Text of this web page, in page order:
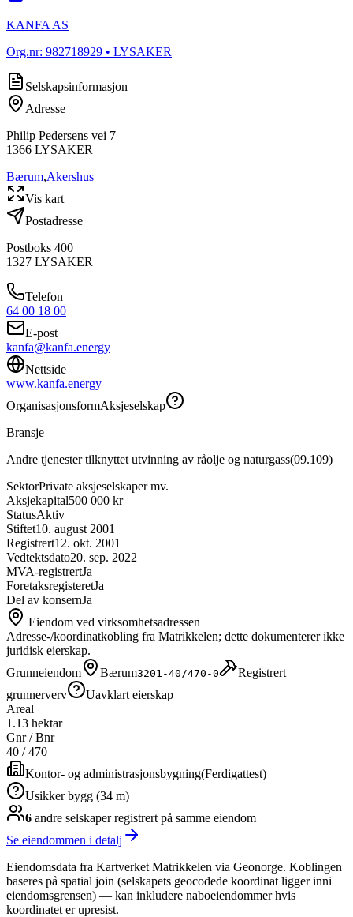
KANFA AS
Org.nr: 982718929 • LYSAKER
Selskapsinformasjon
Adresse
Philip Pedersens vei 7
1366 LYSAKER
Bærum,Akershus
Vis kart
Postadresse
Postboks 400
1327 LYSAKER
Telefon
64 00 18 00
E-post
kanfa@kanfa.energy
Nettside
www.kanfa.energy
OrganisasjonsformAksjeselskap
Bransje
Andre tjenester tilknyttet utvinning av råolje og naturgass(09.109)
SektorPrivate aksjeselskaper mv.
Aksjekapital500 000 kr
StatusAktiv
Stiftet10. august 2001
Registrert12. okt. 2001
Vedtektsdato20. sep. 2022
MVA-registrertJa
ForetaksregisteretJa
Del av konsernJa
Eiendom ved virksomhetsadressen
Adresse-/koordinatkobling fra Matrikkelen; dette dokumenterer ikke
juridisk eierskap.
Grunneiendom
Bærum3201-40/470-0
Registrert
grunnerverv
Uavklart eierskap
Areal
1.13 hektar
Gnr / Bnr
40 /470
Kontor- og administrasjonsbygning(Ferdigattest)
Usikker bygg (34 m)
6 andre selskaperregistrert på samme eiendom
Se eiendommen i detalj
Eiendomsdata fra Kartverket Matrikkelen via Geonorge. Koblingen
baseres på spatial join (selskapets geocodede koordinat ligger inni
eiendomsgrensen) — kan inkludere naboeiendommer hvis
koordinatet er upresist.